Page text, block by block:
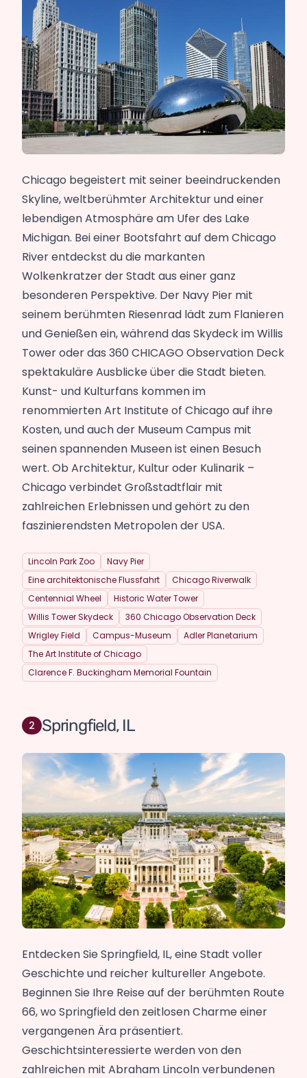
Chicago begeistert mit seiner beeindruckenden
Skyline, weltberühmter Architektur und einer
lebendigen Atmosphäre am Ufer des Lake
Michigan. Bei einer Bootsfahrt auf dem Chicago
River entdeckst du die markanten
Wolkenkratzer der Stadt aus einer ganz
besonderen Perspektive. Der Navy Pier mit
seinem berühmten Riesenrad lädt zum Flanieren
und Genießen ein, während das Skydeck im Willis
Tower oder das 360 CHICAGO Observation Deck
spektakuläre Ausblicke über die Stadt bieten.
Kunst- und Kulturfans kommen im
renommierten Art Institute of Chicago auf ihre
Kosten, und auch der Museum Campus mit
seinen spannenden Museen ist einen Besuch
wert. Ob Architektur, Kultur oder Kulinarik –
Chicago verbindet Großstadtflair mit
zahlreichen Erlebnissen und gehört zu den
faszinierendsten Metropolen der USA.
Lincoln Park Zoo
Navy Pier
Eine architektonische Flussfahrt
Chicago Riverwalk
Centennial Wheel
Historic Water Tower
Willis Tower Skydeck
360 Chicago Observation Deck
Wrigley Field
Campus-Museum
Adler Planetarium
The Art Institute of Chicago
Clarence F. Buckingham Memorial Fountain
Springfield, IL
Entdecken Sie Springfield, IL, eine Stadt voller
Geschichte und reicher kultureller Angebote.
Beginnen Sie Ihre Reise auf der berühmten Route
66, wo Springfield den zeitlosen Charme einer
vergangenen Ära präsentiert.
Geschichtsinteressierte werden von den
zahlreichen mit Abraham Lincoln verbundenen